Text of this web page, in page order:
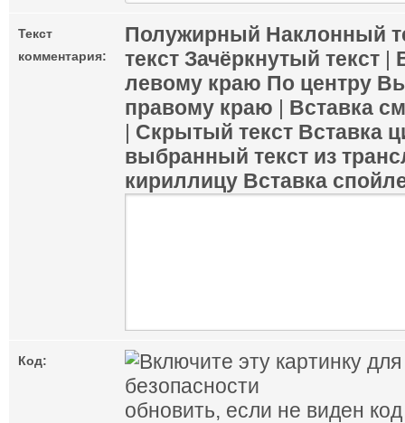
Текст
комментария:
Полужирный Наклонный
текст Зачёркнутый текст |
левому краю По центру
правому краю | Вставка
| Скрытый текст Вставка
выбранный текст из
кириллицу Вставка
Код:
обновить, если не виден код